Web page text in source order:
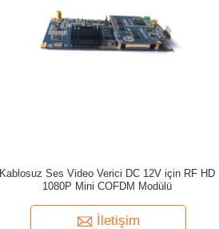
Kablosuz Ses Video Verici DC 12V için RF HD
1080P Mini COFDM Modülü
İletişim